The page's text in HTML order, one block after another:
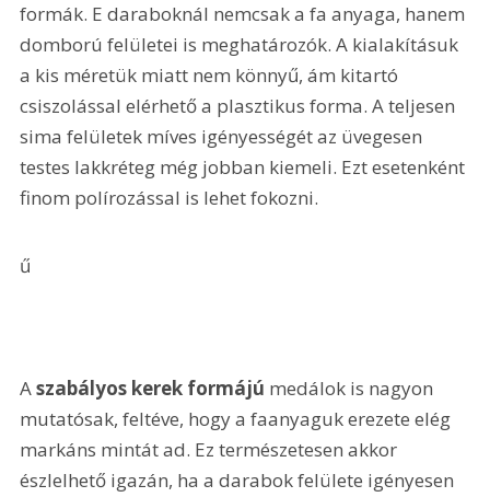
formák. E daraboknál nemcsak a fa anyaga, hanem
domború felületei is meghatározók. A kialakításuk
a kis méretük miatt nem könnyű, ám kitartó
csiszolással elérhető a plasztikus forma. A teljesen
sima felületek míves igényességét az üvegesen
testes lakkréteg még jobban kiemeli. Ezt esetenként
finom polírozással is lehet fokozni.
ű
A szabályos kerek formájú medálok is nagyon
mutatósak, feltéve, hogy a faanyaguk erezete elég
markáns mintát ad. Ez természetesen akkor
észlelhető igazán, ha a darabok felülete igényesen